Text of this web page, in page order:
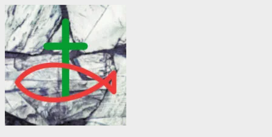
Skip
to
content
von
PfarrerB